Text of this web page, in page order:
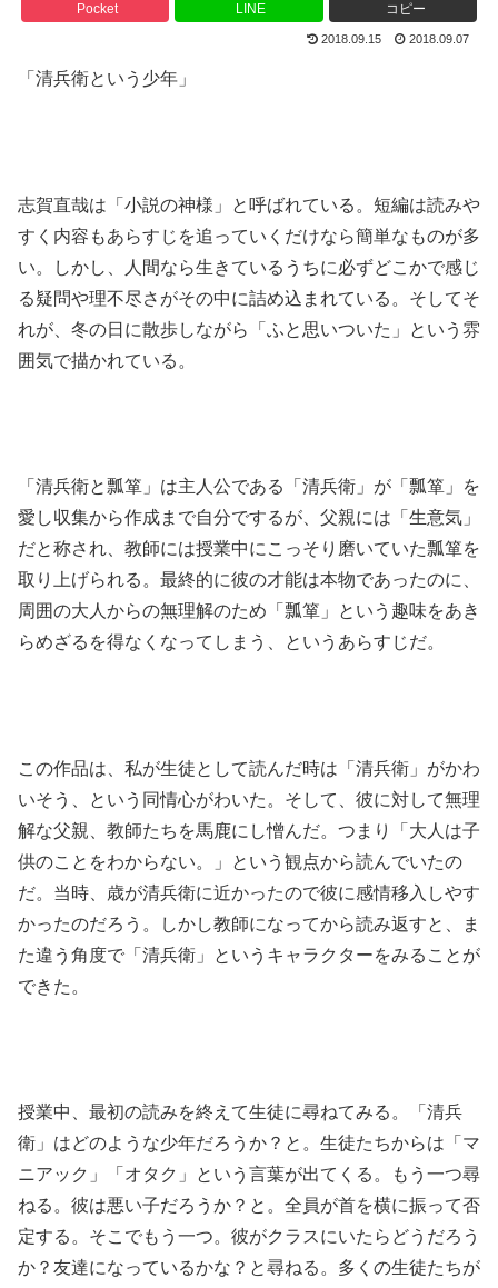
Pocket LINE コピー
2018.09.15 2018.09.07
「清兵衛という少年」
志賀直哉は「小説の神様」と呼ばれている。短編は読みや
すく内容もあらすじを追っていくだけなら簡単なものが多
い。しかし、人間なら生きているうちに必ずどこかで感じ
る疑問や理不尽さがその中に詰め込まれている。そしてそ
れが、冬の日に散歩しながら「ふと思いついた」という雰
囲気で描かれている。
「清兵衛と瓢箪」は主人公である「清兵衛」が「瓢箪」を
愛し収集から作成まで自分でするが、父親には「生意気」
だと称され、教師には授業中にこっそり磨いていた瓢箪を
取り上げられる。最終的に彼の才能は本物であったのに、
周囲の大人からの無理解のため「瓢箪」という趣味をあき
らめざるを得なくなってしまう、というあらすじだ。
この作品は、私が生徒として読んだ時は「清兵衛」がかわ
いそう、という同情心がわいた。そして、彼に対して無理
解な父親、教師たちを馬鹿にし憎んだ。つまり「大人は子
供のことをわからない。」という観点から読んでいたの
だ。当時、歳が清兵衛に近かったので彼に感情移入しやす
かったのだろう。しかし教師になってから読み返すと、ま
た違う角度で「清兵衛」というキャラクターをみることが
できた。
授業中、最初の読みを終えて生徒に尋ねてみる。「清兵
衛」はどのような少年だろうか？と。生徒たちからは「マ
ニアック」「オタク」という言葉が出てくる。もう一つ尋
ねる。彼は悪い子だろうか？と。全員が首を横に振って否
定する。そこでもう一つ。彼がクラスにいたらどうだろう
か？友達になっているかな？と尋ねる。多くの生徒たちが